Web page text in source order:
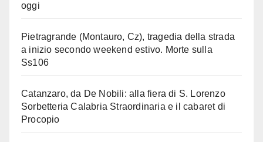
oggi
Pietragrande (Montauro, Cz), tragedia della strada
a inizio secondo weekend estivo. Morte sulla
Ss106
Catanzaro, da De Nobili: alla fiera di S. Lorenzo
Sorbetteria Calabria Straordinaria e il cabaret di
Procopio